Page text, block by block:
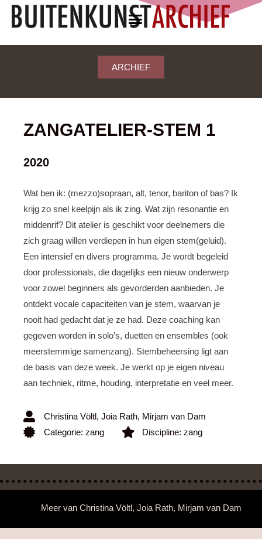
ARCHIEF
ZANGATELIER-STEM 1
2020
Wat ben ik: (mezzo)sopraan, alt, tenor, bariton of bas? Ik
krijg zo snel keelpijn als ik zing. Wat zijn resonantie en
middenrif? Dit atelier is geschikt voor deelnemers die
zich graag willen verdiepen in hun eigen stem(geluid).
Een intensief en divers programma. Je wordt begeleid
door professionals, die dagelijks een nieuw onderwerp
voor zowel beginners als gevorderden aanbieden. Je
ontdekt vocale capaciteiten van je stem, waarvan je
nooit had gedacht dat je ze had. Deze coaching kan
gegeven worden in solo’s, duetten en ensembles (ook
meerstemmige samenzang). Stembeheersing ligt aan
de basis van deze week. Je werkt op je eigen niveau
aan techniek, ritme, houding, interpretatie en veel meer.
Christina Völtl , Joia Rath, Mirjam van Dam
Categorie: zang Discipline: zang
Meer van Christina Völtl , Joia Rath, Mirjam van Dam